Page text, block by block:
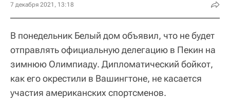
7 декабря 2021, 13:18
В понедельник Белый дом объявил, что не будет
отправлять официальную делегацию в Пекин на
зимнюю Олимпиаду. Дипломатический бойкот,
как его окрестили в Вашингтоне, не касается
участия американских спортсменов.